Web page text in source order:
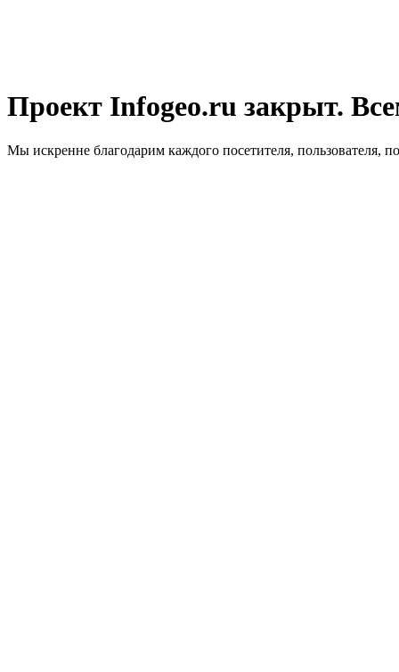
Проект Infogeo.ru закрыт.
Мы искренне благодарим каждого посетителя, пользователя,